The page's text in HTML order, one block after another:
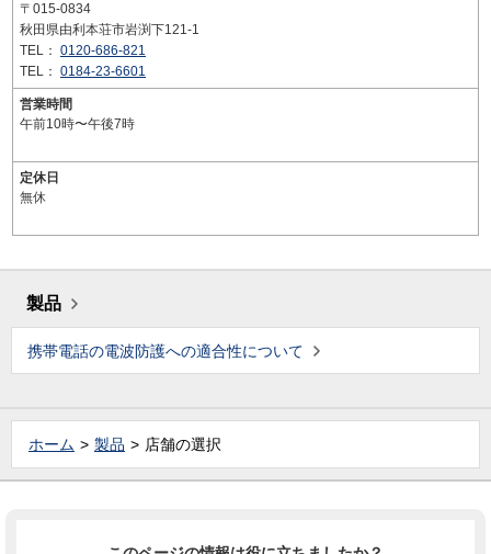
〒015-0834
秋田県由利本荘市岩渕下121-1
TEL： 0120-686-821
TEL： 0184-23-6601
営業時間
午前10時〜午後7時
定休日
無休
製品
携帯電話の電波防護への適合性について
ホーム 製品 店舗の選択